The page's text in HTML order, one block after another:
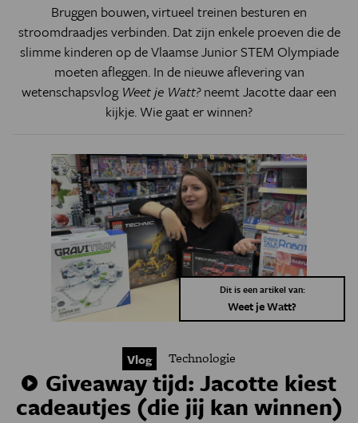
Bruggen bouwen, virtueel treinen besturen en
stroomdraadjes verbinden. Dat zijn enkele proeven die de
slimme kinderen op de Vlaamse Junior STEM Olympiade
moeten afleggen. In de nieuwe aflevering van
wetenschapsvlog Weet je Watt?neemt Jacotte daar een
kijkje. Wie gaat er winnen?
Dit is een artikel van:
Weet je Watt?
Vlog Technologie
Giveaway tijd: Jacotte kiest
cadeautjes (die jij kan winnen)